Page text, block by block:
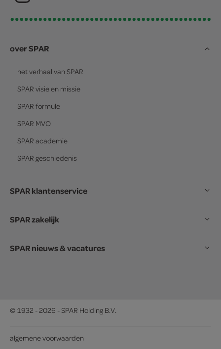
over SPAR
het verhaal van SPAR
SPAR visie en missie
SPAR formule
SPAR MVO
SPAR academie
SPAR geschiedenis
SPAR klantenservice
SPAR zakelijk
SPAR nieuws & vacatures
© 1932 - 2026 - SPAR Holding B.V.
algemene voorwaarden